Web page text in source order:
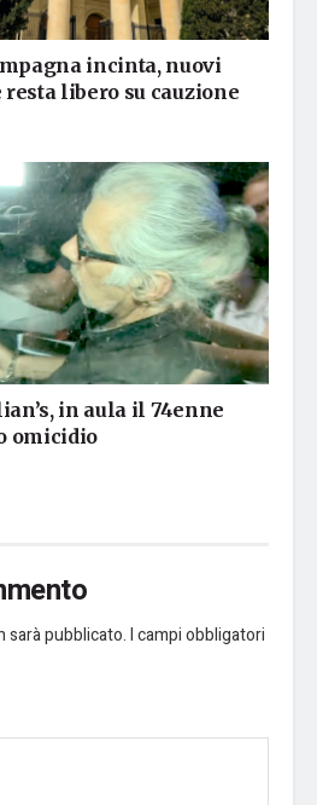
incinta, nuovi
libero su cauzione
in aula il 74enne
omicidio
sarà pubblicato.I campi obbligatori